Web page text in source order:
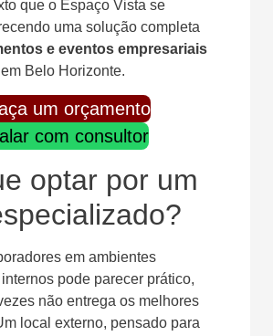
que o Espaço Vista se
uma solução completa
e eventos empresariais
Belo Horizonte.
um orçamento
com consultor
optar por um
em ambientes
pode parecer prático,
não entrega os melhores
local externo, pensado para